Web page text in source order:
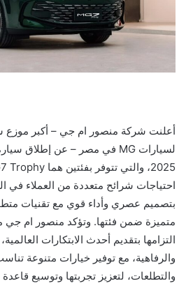
أعلنت شركة منصور ام جي – أكبر موزع
بتصميم عصري وأداء قوي مع تقنيات
متميزة ضمن فئتها. وتؤكد منصور ام جي
التزامها بتقديم أحدث الابتكارات
والرفاهية، مع توفير خيارات متنوعة
والتطلعات، لتعزيز تجربتها وتوسيع